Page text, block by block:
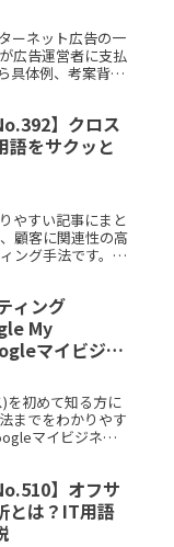
ーネット広告の一
広告運営者に支払
具体例、考案背
】クロス
語をサクッと
やすい記事にまと
顧客に関連性の高
ング手法です。わ
ィング
My
マイビジネ
を初めて知る方に
までをわかりやす
マイビジネス)
】オフサ
とは？IT用語